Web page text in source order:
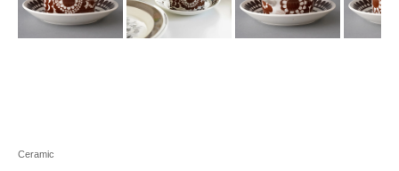
Ceramic